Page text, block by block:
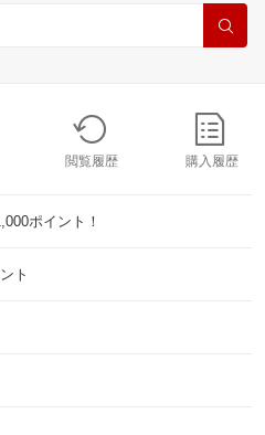
閲覧履歴 購入履歴
ポイント！
ト